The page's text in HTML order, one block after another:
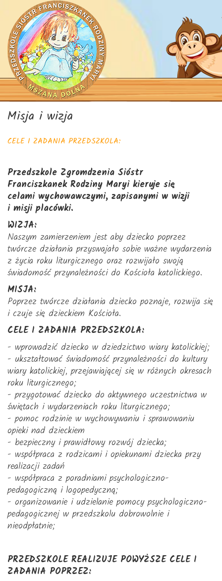
Misja i wizja
CELE I ZADANIA PRZEDSZKOLA:
Przedszkole Zgromdzenia Sióstr
Franciszkanek Rodziny Maryi kieruje się
celami wychowawczymi, zapisanymi w wizji
i misji placówki.
WIZJA:
Naszym zamierzeniem jest aby dziecko poprzez
twórcze działania przyswajało sobie ważne wydarzenia
z życia roku liturgicznego oraz rozwijało swoją
świadomość przynależności do Kościoła katolickiego.
MISJA:
Poprzez twórcze działania dziecko poznaje, rozwija się
i czuje się dzieckiem Kościoła.
CELE I ZADANIA PRZEDSZKOLA:
- wprowadzić dziecko w dziedzictwo wiary katolickiej;
- ukształtować świadomość przynależności do kultury
wiary katolickiej, przejawiającej się w różnych okresach
roku liturgicznego;
- przygotować dziecko do aktywnego uczestnictwa w
świętach i wydarzeniach roku liturgicznego;
- pomoc rodzinie w wychowywaniu i sprawowaniu
opieki nad dzieckiem
- bezpieczny i prawidłowy rozwój dziecka;
- współpraca z rodzicami i opiekunami dziecka przy
realizacji zadań
- współpraca z poradniami psychologiczno-
pedagogiczną i logopedyczną;
- organizowanie i udzielanie pomocy psychologiczno-
pedagogicznej w przedszkolu dobrowolnie i
nieodpłatnie;
PRZEDSZKOLE REALIZUJE POWYŻSZE CELE I
ZADANIA POPRZEZ: